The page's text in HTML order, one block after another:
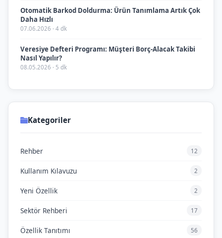
Otomatik Barkod Doldurma: Ürün Tanımlama Artık Çok
Daha Hızlı
07.06.2026 · 4 dk
Veresiye Defteri Programı: Müşteri Borç-Alacak Takibi
Nasıl Yapılır?
08.05.2026 · 5 dk
Kategoriler
Rehber 12
Kullanım Kılavuzu 2
Yeni Özellik 2
Sektör Rehberi 17
Özellik Tanıtımı 56